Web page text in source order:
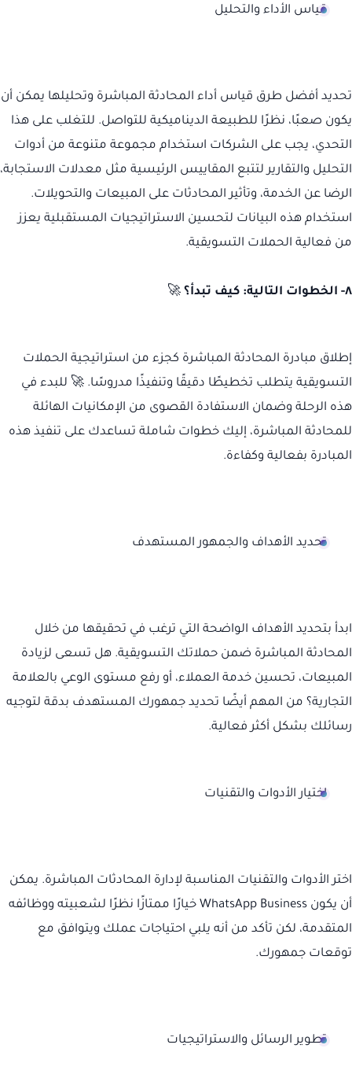
قياس الأداء والتحليل
تحديد أفضل طرق قياس أداء المحادثة المباشرة وتحليلها يمكن أن
يكون صعبًا، نظرًا للطبيعة الديناميكية للتواصل. للتغلب على هذا
التحدي، يجب على الشركات استخدام مجموعة متنوعة من أدوات
التحليل والتقارير لتتبع المقاييس الرئيسية مثل معدلات الاستجابة،
الرضا عن الخدمة، وتأثير المحادثات على المبيعات والتحويلات.
استخدام هذه البيانات لتحسين الاستراتيجيات المستقبلية يعزز
من فعالية الحملات التسويقية.
٨- الخطوات التالية: كيف تبدأ؟ 🚀
إطلاق مبادرة المحادثة المباشرة كجزء من استراتيجية الحملات
التسويقية يتطلب تخطيطًا دقيقًا وتنفيذًا مدروسًا. 🚀 للبدء في
هذه الرحلة وضمان الاستفادة القصوى من الإمكانيات الهائلة
للمحادثة المباشرة، إليك خطوات شاملة تساعدك على تنفيذ هذه
المبادرة بفعالية وكفاءة.
تحديد الأهداف والجمهور المستهدف
ابدأ بتحديد الأهداف الواضحة التي ترغب في تحقيقها من خلال
المحادثة المباشرة ضمن حملاتك التسويقية. هل تسعى لزيادة
المبيعات، تحسين خدمة العملاء، أو رفع مستوى الوعي بالعلامة
التجارية؟ من المهم أيضًا تحديد جمهورك المستهدف بدقة لتوجيه
رسائلك بشكل أكثر فعالية.
اختيار الأدوات والتقنيات
اختر الأدوات والتقنيات المناسبة لإدارة المحادثات المباشرة. يمكن
أن يكون WhatsApp Business خيارًا ممتازًا نظرًا لشعبيته ووظائفه
المتقدمة، لكن تأكد من أنه يلبي احتياجات عملك ويتوافق مع
توقعات جمهورك.
تطوير الرسائل والاستراتيجيات